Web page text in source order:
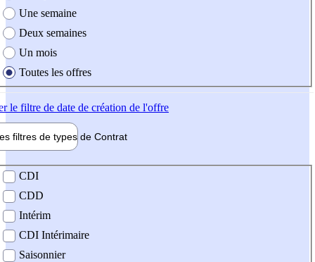
Une semaine
Deux semaines
Un mois
Toutes les offres
le filtre de date de création de l'offre
filtres de types de Contrat
contrat
CDI
CDD
Intérim
CDI Intérimaire
Saisonnier